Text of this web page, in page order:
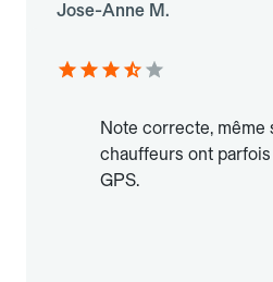
Jose-Anne M.
Note correcte, même
chauffeurs ont
GPS.